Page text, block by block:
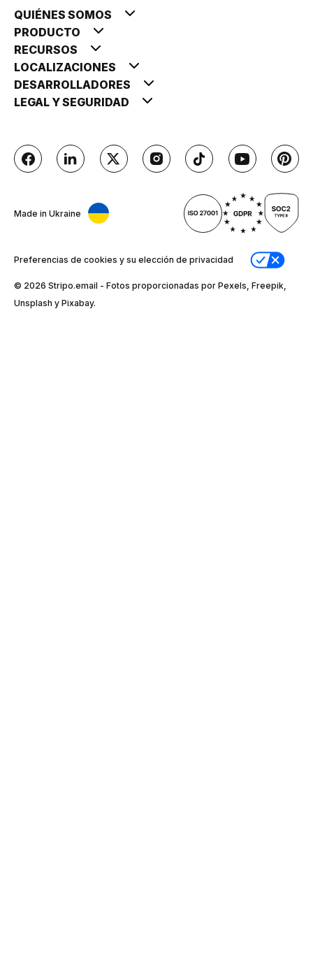
QUIÉNES SOMOS
PRODUCTO
RECURSOS
LOCALIZACIONES
DESARROLLADORES
LEGAL Y SEGURIDAD
Made in Ukraine
Preferencias de cookies y su elección de privacidad
© 2026 Stripо.email - Fotos proporcionadas por Pexels, Freepik,
Unsplash y Pixabay.